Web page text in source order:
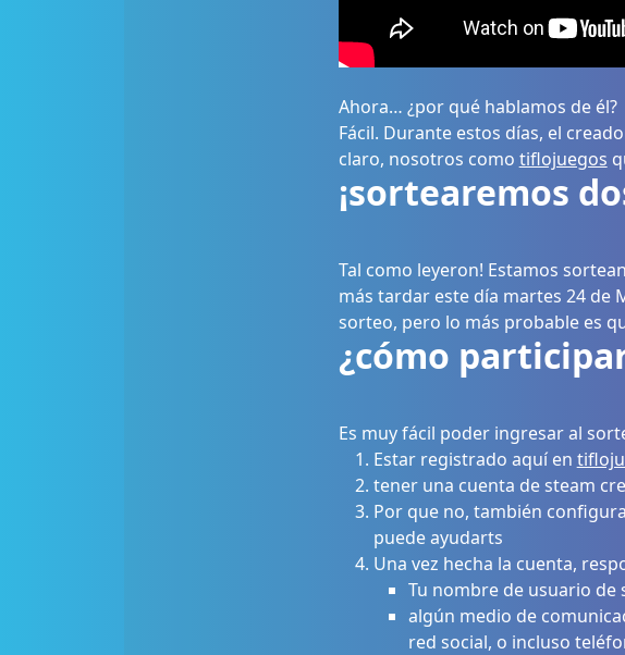
Ahora… ¿por qué hablamos de él?
Fácil. Durante estos días, el
claro, nosotros como tiflojuegos
¡sortearemos
Tal como leyeron! Estamos
más tardar este día martes 24 de
sorteo, pero lo más probable es
¿cómo
Es muy fácil poder ingresar al
Estar registrado aquí en
tener una cuenta de steam
Por que no, también
puede ayudarts
Una vez hecha la cuenta,
Tu nombre de usuario de
algún medio de
red social, o incluso